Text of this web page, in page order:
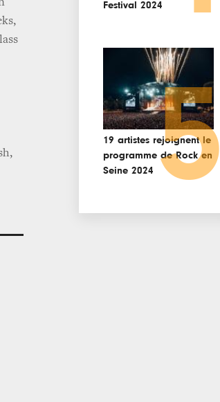
Festival 2024
19 artistes rejoignent le
programme de Rock en
Seine 2024 5